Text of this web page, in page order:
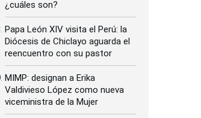
¿cuáles son?
Papa León XIV visita el Perú: la
Diócesis de Chiclayo aguarda el
reencuentro con su pastor
MIMP: designan a Erika
Valdivieso López como nueva
viceministra de la Mujer